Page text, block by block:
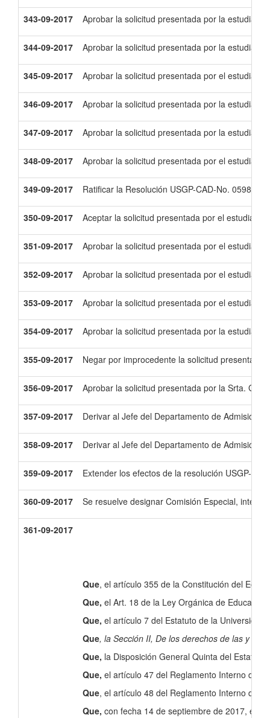
343-09-2017 Aprobar la solicitud presentada por la
344-09-2017 Aprobar la solicitud presentada por la
345-09-2017 Aprobar la solicitud presentada por el
346-09-2017 Aprobar la solicitud presentada por la
347-09-2017 Aprobar la solicitud presentada por la
348-09-2017 Aprobar la solicitud presentada por el
349-09-2017 Ratificar la Resolución USGP-CAD-No. 0598-
350-09-2017 Aceptar la solicitud presentada por el
351-09-2017 Aprobar la solicitud presentada por el
352-09-2017 Aprobar la solicitud presentada por el
353-09-2017 Aprobar la solicitud presentada por el
354-09-2017 Aprobar la solicitud presentada por la
355-09-2017 Negar por improcedente la solicitud
356-09-2017 Aprobar la solicitud presentada por la Srta.
357-09-2017 Derivar al Jefe del Departamento de Admisión
358-09-2017 Derivar al Jefe del Departamento de Admisión
359-09-2017 Extender los efectos de la resolución USGP-
360-09-2017 Se resuelve designar Comisión Especial,
361-09-2017
Que, el artículo 355 de la Constitución del
Que, el Art. 18 de la Ley Orgánica de
Que, el artículo 7 del Estatuto de la
Que, la Sección II, De los derechos de las y los
Que, la Disposición General Quinta del Estatuto
Que, el artículo 47 del Reglamento Interno de
Que, el artículo 48 del Reglamento Interno de
Que, con fecha 14 de septiembre de 2017, el